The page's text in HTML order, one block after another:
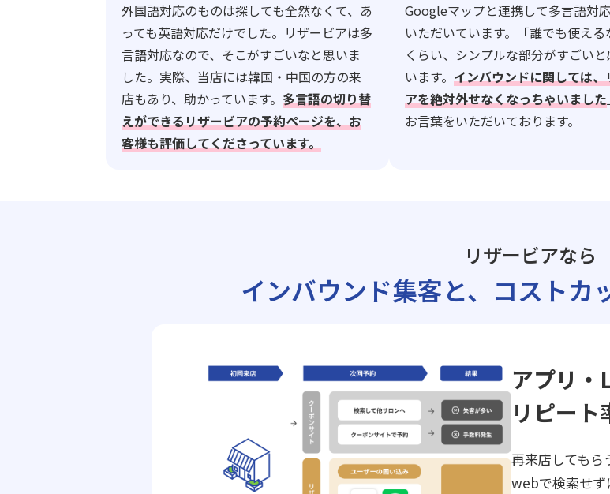
外国語対応のものは探しても全然なくて、あ
っても英語対応だけでした。リザービアは多
言語対応なので、そこがすごいなと思いま
した。実際、当店には韓国・中国の方の来
店もあり、助かっています。多言語の切り替
えができるリザービアの予約ページを、お
客様も評価してくださっています。
Googleマップと連携して多言語対
いただいています。「誰でも使える
くらい、シンプルな部分がすごいと
います。 インバウンドに関しては、
アを絶対外せなくなっちゃいました
お言葉をいただいております。
リザービアなら
インバウンド集客と、 コストカ
アプリ
リピート
再来店しても
webで検索せず